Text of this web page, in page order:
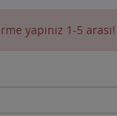
yapınız 1-5 arası!